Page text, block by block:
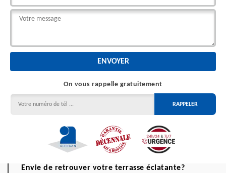
On vous rappelle gratuitement
Envie de retrouver votre terrasse éclatante?